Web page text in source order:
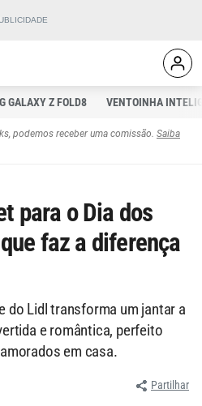
GALAXY Z FOLD8 VENTOINHA
podemos receber uma comissão. Saiba
para o Dia dos
faz a diferença
do Lidl transforma um jantar a
e romântica, perfeito
em casa.
Partilhar